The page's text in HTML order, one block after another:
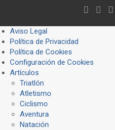
Aviso Legal
Política de Privacidad
Política de Cookies
Configuración de Cookies
Artículos
Triatlón
Atletismo
Ciclismo
Aventura
Natación